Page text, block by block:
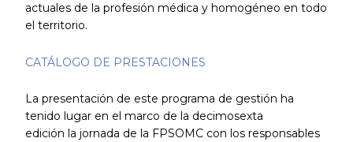
actuales de la profesión médica y homogéneo en todo
el territorio.
CATÁLOGO DE PRESTACIONES
La presentación de este programa de gestión ha
tenido lugar en el marco de la decimosexta
edición la jornada de la FPSOMC con los responsables